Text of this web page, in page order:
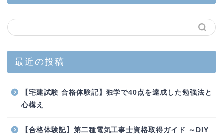
最近の投稿
【宅建試験 合格体験記】独学で40点を達成した勉強法と
心構え
【合格体験記】第二種電気工事士資格取得ガイド ～DIY